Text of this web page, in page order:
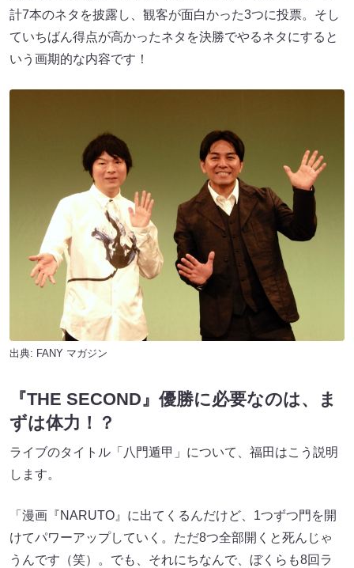
計7本のネタを披露し、観客が面白かった3つに投票。そし
ていちばん得点が高かったネタを決勝でやるネタにすると
いう画期的な内容です！
出典: FANY マガジン
『THE SECOND』優勝に必要なのは、ま
ずは体力！？
ライブのタイトル「八門遁甲」について、福田はこう説明
します。
「漫画『NARUTO』に出てくるんだけど、1つずつ門を開
けてパワーアップしていく。ただ8つ全部開くと死んじゃ
うんです（笑）。でも、それにちなんで、ぼくらも8回ラ